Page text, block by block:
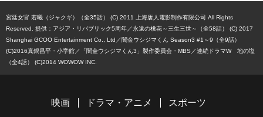
宮廷女官 若曦（ジャクギ）（全35話） (C) 2011 上海唐人電影制作有限公司 All Rights
Reserved. 提供：アジア・リパブリック5周年
永遠の桃花～三生三世～（全58話） (C) 2017
Shanghai GCOO Entertainment Co., Ltd
闇金ウシジマくん Season3 #1～9（全9話）
(C)2016真鍋昌平・小学館／「闇金ウシジマくん3」製作委員会・MBS
連続ドラマW 地の塩
（全4話） (C)2014 WOWOW INC.
映画 ドラマ・アニメ スポーツ